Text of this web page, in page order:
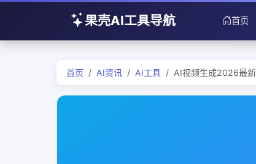
果壳AI工具导航 首页
首页 AI资讯 AI工具 AI视频生成2026最